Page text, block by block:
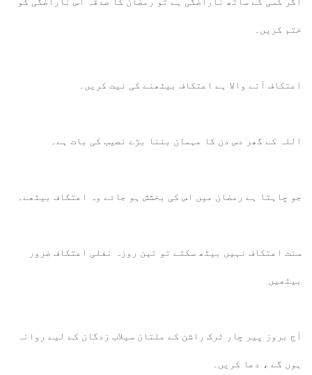
ختم کریں۔
اعتکاف آنے والا ہے اعتکاف بیٹھنے کی نیت کریں۔
اللہ کے گھر دس دن کا مہمان بننا بڑے نصیب کی بات ہے۔
جو چاہتا ہے رمضان میں اس کی بخشش ہو جائے وہ اعتکاف بیٹھے۔
سنت اعتکاف نہیں بیٹھ سکتے تو تین روزہ نفلی اعتکاف ضرور
بیٹھیں
آج بروز پیر چار ٹرک راشن کے ملتان سیلاب زدگان کے لیے روانہ
ہوں گے ، دعا کریں۔